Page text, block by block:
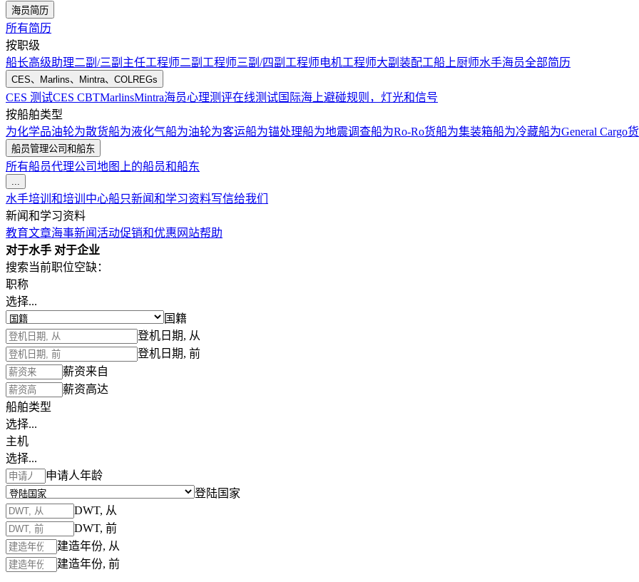
海员简历
所有简历
按职级
船长高级助理二副/三副 主任工程师二副工程师三副/四副工程师电机工程师大副 装配工船上厨师水手海员全部简历
CES、Marlins、Mintra、COLREGs
CES 测试CES CBTMarlinsMintra海员心理测评在线测试国际海上避碰规则，灯光和信号
按船舶类型
为化学品油轮为散货船为液化气船为油轮为客运船为锚处理船为地震调查船为Ro-Ro货船为集装箱船为冷藏船为General Cargo
船员管理公司和船东
所有船员代理公司地图上的船员和船东
...
水手培训和培训中心船只新闻和学习资料写信给我们
新闻和学习资料
教育文章海事新闻活动促销和优惠 网站帮助
对于水手 对于企业
搜索当前职位空缺：
职称
选择...
国籍
登机日期, 从
登机日期, 前
薪资来自
薪资高达
船舶类型
选择...
主机
选择...
申请人年龄
登陆国家
DWT, 从
DWT, 前
建造年份, 从
建造年份, 前